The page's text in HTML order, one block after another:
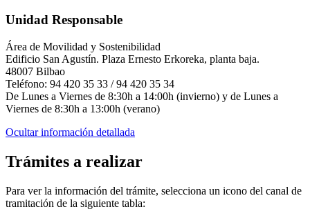
Unidad Responsable
Área de Movilidad y Sostenibilidad
Edificio San Agustín. Plaza Ernesto Erkoreka, planta baja.
48007 Bilbao
Teléfono: 94 420 35 33 / 94 420 35 34
De Lunes a Viernes de 8:30h a 14:00h (invierno) y de Lunes a
Viernes de 8:30h a 13:00h (verano)
Ocultar información detallada
Trámites a realizar
Para ver la información del trámite, selecciona un icono del canal de
tramitación de la siguiente tabla: